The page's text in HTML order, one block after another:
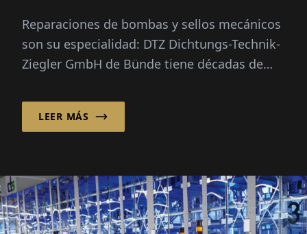
Reparaciones de bombas y sellos mecánicos
son su especialidad: DTZ Dichtungs-Technik-
Ziegler GmbH de Bünde tiene décadas de
LEER MÁS